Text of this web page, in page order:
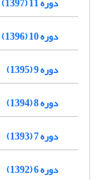
دوره 10 (1396)
دوره 9 (1395)
دوره 8 (1394)
دوره 7 (1393)
دوره 6 (1392)